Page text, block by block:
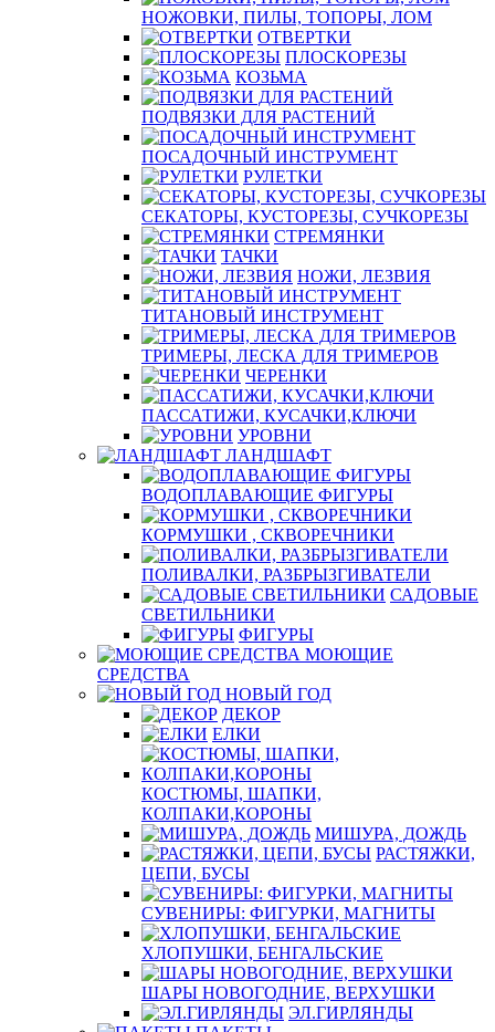
НОЖОВКИ, ПИЛЫ, ТОПОРЫ, ЛОМ
ОТВЕРТКИ
ПЛОСКОРЕЗЫ
КОЗЬМА
ПОДВЯЗКИ ДЛЯ РАСТЕНИЙ
ПОСАДОЧНЫЙ ИНСТРУМЕНТ
РУЛЕТКИ
СЕКАТОРЫ, КУСТОРЕЗЫ, СУЧКОРЕЗЫ
СТРЕМЯНКИ
ТАЧКИ
НОЖИ, ЛЕЗВИЯ
ТИТАНОВЫЙ ИНСТРУМЕНТ
ТРИМЕРЫ, ЛЕСКА ДЛЯ ТРИМЕРОВ
ЧЕРЕНКИ
ПАССАТИЖИ, КУСАЧКИ,КЛЮЧИ
УРОВНИ
ЛАНДШАФТ
ВОДОПЛАВАЮЩИЕ ФИГУРЫ
КОРМУШКИ , СКВОРЕЧНИКИ
ПОЛИВАЛКИ, РАЗБРЫЗГИВАТЕЛИ
САДОВЫЕ
СВЕТИЛЬНИКИ
ФИГУРЫ
МОЮЩИЕ
СРЕДСТВА
НОВЫЙ ГОД
ДЕКОР
ЕЛКИ
КОСТЮМЫ, ШАПКИ,
КОЛПАКИ,КОРОНЫ
МИШУРА, ДОЖДЬ
РАСТЯЖКИ,
ЦЕПИ, БУСЫ
СУВЕНИРЫ: ФИГУРКИ, МАГНИТЫ
ХЛОПУШКИ, БЕНГАЛЬСКИЕ
ШАРЫ НОВОГОДНИЕ, ВЕРХУШКИ
ЭЛ.ГИРЛЯНДЫ